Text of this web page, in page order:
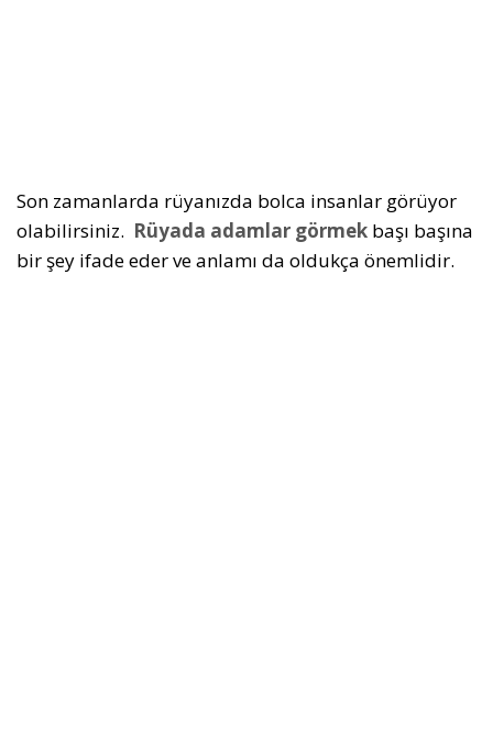
Son zamanlarda rüyanızda bolca insanlar görüyor
olabilirsiniz. Rüyada adamlar görmek başı başına
bir şey ifade eder ve anlamı da oldukça önemlidir.